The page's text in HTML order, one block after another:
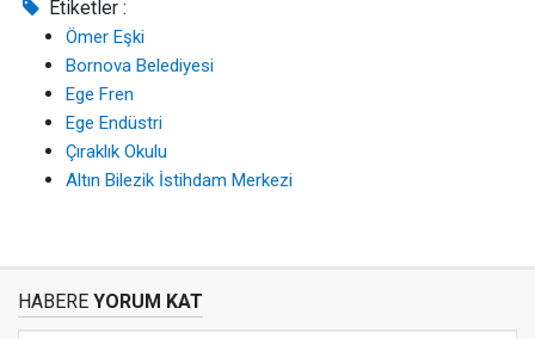
Etiketler :
Ömer Eşki
Bornova Belediyesi
Ege Fren
Ege Endüstri
Çıraklık Okulu
Altın Bilezik İstihdam Merkezi
HABERE YORUM KAT